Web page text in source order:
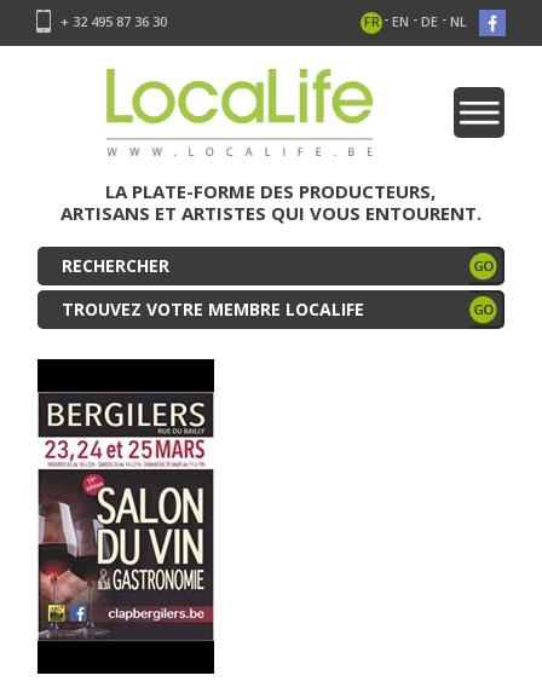
+ 32 495 87 36 30 FR - EN - DE - NL
LA PLATE-FORME DES PRODUCTEURS,
ARTISANS ET ARTISTES QUI VOUS ENTOURENT.
TROUVEZ VOTRE MEMBRE LOCALIFE